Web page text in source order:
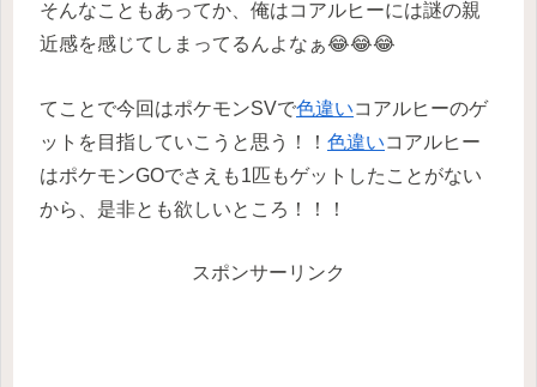
そんなこともあってか、俺はコアルヒーには謎の親
近感を感じてしまってるんよなぁ😂😂😂
てことで今回はポケモンSVで色違いコアルヒーのゲ
ットを目指していこうと思う！！ 色違いコアルヒー
はポケモンGOでさえも1匹もゲットしたことがない
から、是非とも欲しいところ！！！
スポンサーリンク